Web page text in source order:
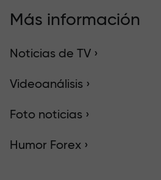
Más información
Noticias de TV ›
Videoanálisis ›
Foto noticias ›
Humor Forex ›